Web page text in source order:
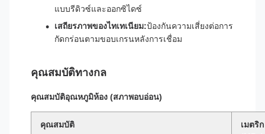
แบบรีดิวซ์และออกซิไดซ์
เสถียรภาพของไทเทเนียม:ป้องกันความเสี่ยงต่อการ
กัดกร่อนตามขอบเกรนหลังการเชื่อม
คุณสมบัติทางกล
คุณสมบัติอุณหภูมิห้อง (สภาพอบอ่อน)
คุณสมบัติ
เมตริก